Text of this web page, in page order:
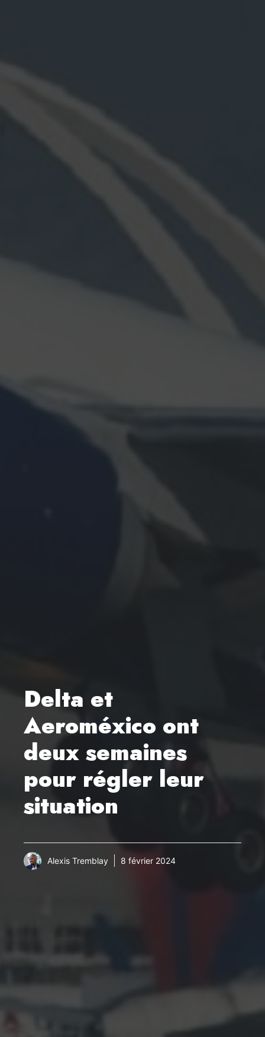
Delta et
Aeroméxico ont
deux semaines
pour régler leur
situation
Alexis Tremblay 8 février 2024